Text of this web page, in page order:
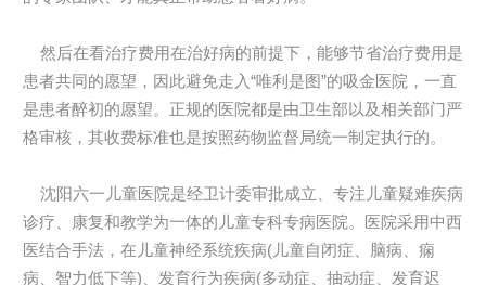
然后在看治疗费用在治好病的前提下，能够节省治疗费用是
患者共同的愿望，因此避免走入“唯利是图”的吸金医院，一直
是患者醉初的愿望。正规的医院都是由卫生部以及相关部门严
格审核，其收费标准也是按照药物监督局统一制定执行的。
沈阳六一儿童医院是经卫计委审批成立、专注儿童疑难疾病
诊疗、康复和教学为一体的儿童专科专病医院。医院采用中西
医结合手法，在儿童神经系统疾病(儿童自闭症、脑病、痫
病、智力低下等)、发育行为疾病(多动症、抽动症、发育迟